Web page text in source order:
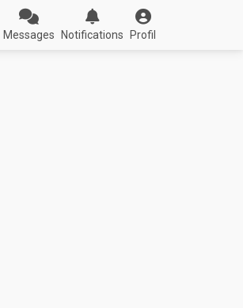
Messages Notifications Profil